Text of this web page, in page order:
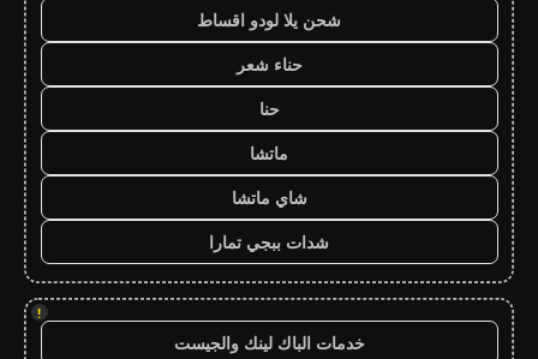
شحن يلا لودو اقساط
حناء شعر
حنا
ماتشا
شاي ماتشا
شدات ببجي تمارا
!
خدمات الباك لينك والجيست